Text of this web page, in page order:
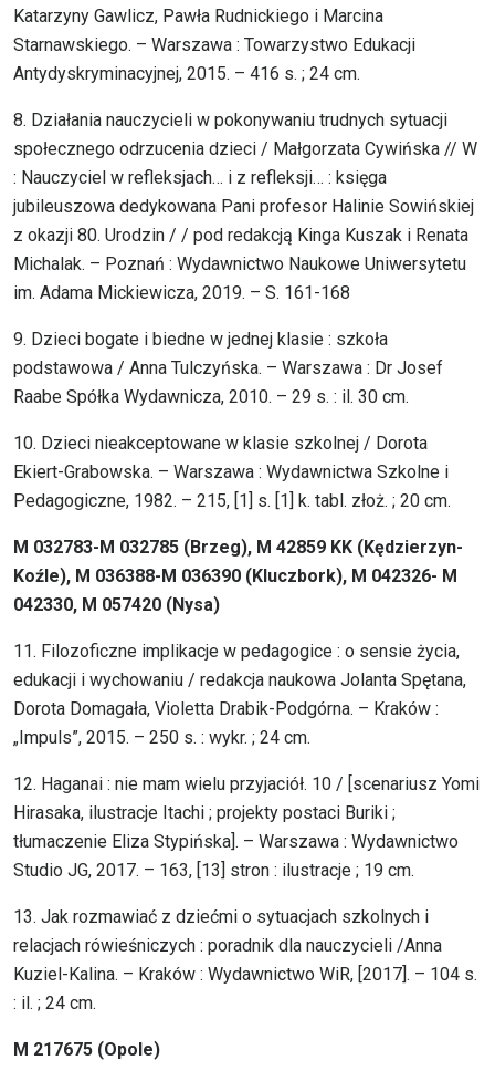
Katarzyny Gawlicz, Pawła Rudnickiego i Marcina
Starnawskiego. – Warszawa : Towarzystwo Edukacji
Antydyskryminacyjnej, 2015. – 416 s. ; 24 cm.
8. Działania nauczycieli w pokonywaniu trudnych sytuacji
społecznego odrzucenia dzieci / Małgorzata Cywińska // W
: Nauczyciel w refleksjach… i z refleksji… : księga
jubileuszowa dedykowana Pani profesor Halinie Sowińskiej
z okazji 80. Urodzin / / pod redakcją Kinga Kuszak i Renata
Michalak. – Poznań : Wydawnictwo Naukowe Uniwersytetu
im. Adama Mickiewicza, 2019. – S. 161-168
9. Dzieci bogate i biedne w jednej klasie : szkoła
podstawowa / Anna Tulczyńska. – Warszawa : Dr Josef
Raabe Spółka Wydawnicza, 2010. – 29 s. : il. 30 cm.
10. Dzieci nieakceptowane w klasie szkolnej / Dorota
Ekiert-Grabowska. – Warszawa : Wydawnictwa Szkolne i
Pedagogiczne, 1982. – 215, [1] s. [1] k. tabl. złoż. ; 20 cm.
M 032783-M 032785 (Brzeg), M 42859 KK (Kędzierzyn-
Koźle), M 036388-M 036390 (Kluczbork), M 042326- M
042330, M 057420 (Nysa)
11. Filozoficzne implikacje w pedagogice : o sensie życia,
edukacji i wychowaniu / redakcja naukowa Jolanta Spętana,
Dorota Domagała, Violetta Drabik-Podgórna. – Kraków :
„Impuls”, 2015. – 250 s. : wykr. ; 24 cm.
12. Haganai : nie mam wielu przyjaciół. 10 / [scenariusz Yomi
Hirasaka, ilustracje Itachi ; projekty postaci Buriki ;
tłumaczenie Eliza Stypińska]. – Warszawa : Wydawnictwo
Studio JG, 2017. – 163, [13] stron : ilustracje ; 19 cm.
13. Jak rozmawiać z dziećmi o sytuacjach szkolnych i
relacjach rówieśniczych : poradnik dla nauczycieli /Anna
Kuziel-Kalina. – Kraków : Wydawnictwo WiR, [2017]. – 104 s.
: il. ; 24 cm.
M 217675 (Opole)